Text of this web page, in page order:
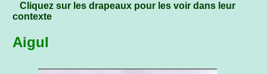
Cliquez sur les drapeaux pour les voir dans leur
contexte
Aigul